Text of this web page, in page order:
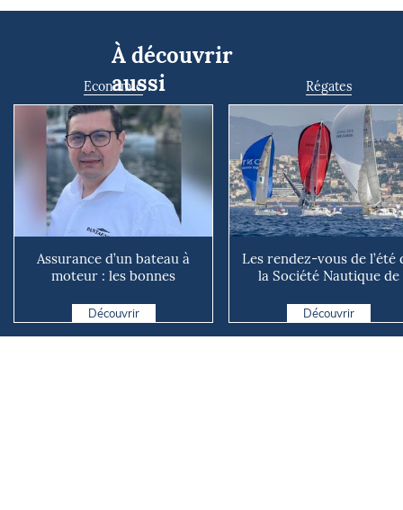
À découvrir
aussi
Economie
Assurance d’un bateau à
moteur : les bonnes
d...
Découvrir
Régates
Les rendez-vous de l’été
la Société Nautique de
Découvrir